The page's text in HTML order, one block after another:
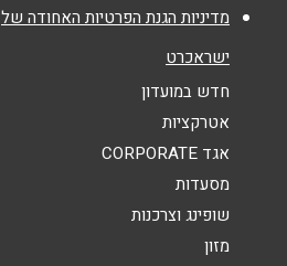
אנא חזרו אלי בקשר ל...
מדיניות הגנת הפרטיות האחודה של
ישראכרט
חדש במועדון
אטרקציות
אגד CORPORATE
מסעדות
שופינג וצרכנות
מזון